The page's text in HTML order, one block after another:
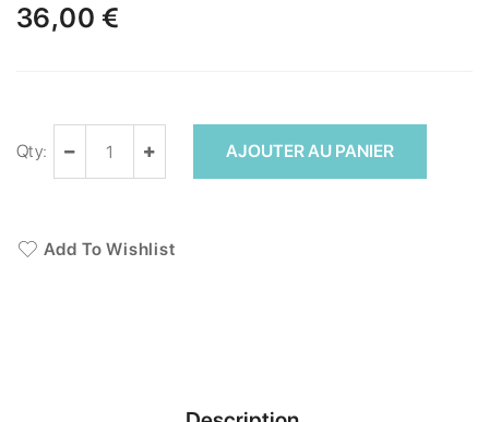
36,00 €
Qty: AJOUTER AU PANIER
Add To Wishlist